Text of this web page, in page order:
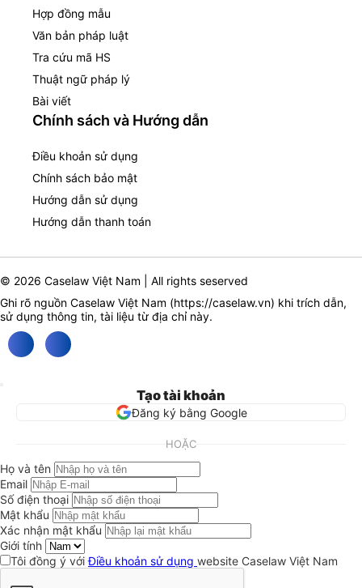
Hợp đồng mẫu
Văn bản pháp luật
Tra cứu mã HS
Thuật ngữ pháp lý
Bài viết
Chính sách và Hướng dẫn
Điều khoản sử dụng
Chính sách bảo mật
Hướng dẫn sử dụng
Hướng dẫn thanh toán
© 2026 Caselaw Việt Nam | All rights seserved
Ghi rõ nguồn Caselaw Việt Nam (https://caselaw.vn) khi trích dẫn,
sử dụng thông tin, tài liệu từ địa chỉ này.
Tạo tài khoản
Đăng ký bằng Google
HOẶC
Họ và tên
Email
Số điện thoại
Mật khẩu
Xác nhận mật khẩu
Giới tính
Tôi đồng ý vớiĐiều khoản sử dụng website Caselaw Việt Nam